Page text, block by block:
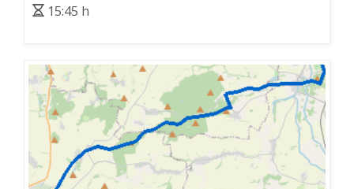
15:45 h